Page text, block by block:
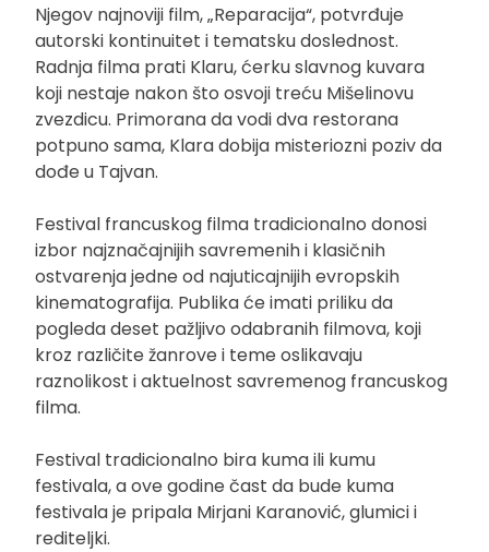
Njegov najnoviji film, „Reparacija“, potvrđuje
autorski kontinuitet i tematsku doslednost.
Radnja filma prati Klaru, ćerku slavnog kuvara
koji nestaje nakon što osvoji treću Mišelinovu
zvezdicu. Primorana da vodi dva restorana
potpuno sama, Klara dobija misteriozni poziv da
dođe u Tajvan.
Festival francuskog filma tradicionalno donosi
izbor najznačajnijih savremenih i klasičnih
ostvarenja jedne od najuticajnijih evropskih
kinematografija. Publika će imati priliku da
pogleda deset pažljivo odabranih filmova, koji
kroz različite žanrove i teme oslikavaju
raznolikost i aktuelnost savremenog francuskog
filma.
Festival tradicionalno bira kuma ili kumu
festivala, a ove godine čast da bude kuma
festivala je pripala Mirjani Karanović, glumici i
rediteljki.